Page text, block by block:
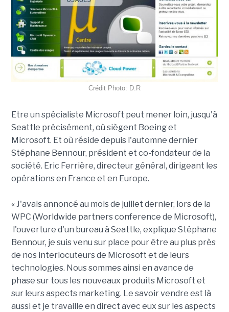
Crédit Photo: D.R
Etre un spécialiste Microsoft peut mener loin, jusqu'à
Seattle précisément, où siègent Boeing et
Microsoft. Et où réside depuis l'automne dernier
Stéphane Bennour, président et co-fondateur de la
société. Eric Ferrière, directeur général, dirigeant les
opérations en France et en Europe.
« J'avais annoncé au mois de juillet dernier, lors de la
WPC (Worldwide partners conference de Microsoft),
l'ouverture d'un bureau à Seattle, explique Stéphane
Bennour, je suis venu sur place pour être au plus près
de nos interlocuteurs de Microsoft et de leurs
technologies. Nous sommes ainsi en avance de
phase sur tous les nouveaux produits Microsoft et
sur leurs aspects marketing. Le savoir vendre est là
aussi et je travaille en direct avec eux sur les aspects